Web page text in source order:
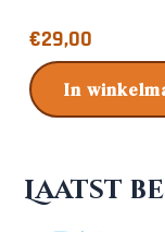
Prijs: 29,00
€29,00
In
Laatst